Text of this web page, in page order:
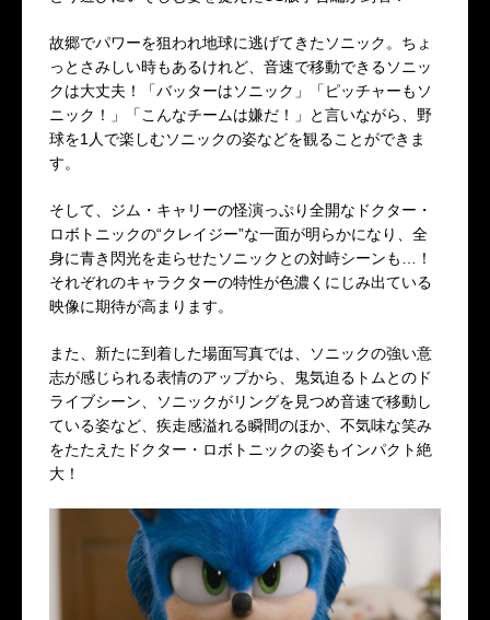
故郷でパワーを狙われ地球に逃げてきたソニック。ちょ
っとさみしい時もあるけれど、音速で移動できるソニッ
クは大丈夫！「バッターはソニック」「ピッチャーもソ
ニック！」「こんなチームは嫌だ！」と言いながら、野
球を1人で楽しむソニックの姿などを観ることができま
す。
そして、ジム・キャリーの怪演っぷり全開なドクター・
ロボトニックの“クレイジー”な一面が明らかになり、全
身に青き閃光を走らせたソニックとの対峙シーンも…！
それぞれのキャラクターの特性が色濃くにじみ出ている
映像に期待が高まります。
また、新たに到着した場面写真では、ソニックの強い意
志が感じられる表情のアップから、鬼気迫るトムとのド
ライブシーン、ソニックがリングを見つめ音速で移動し
ている姿など、疾走感溢れる瞬間のほか、不気味な笑み
をたたえたドクター・ロボトニックの姿もインパクト絶
大！